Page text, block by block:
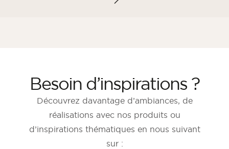
Besoin d’inspirations ?
Découvrez davantage d’ambiances, de
réalisations avec nos produits ou
d’inspirations thématiques en nous suivant
sur :